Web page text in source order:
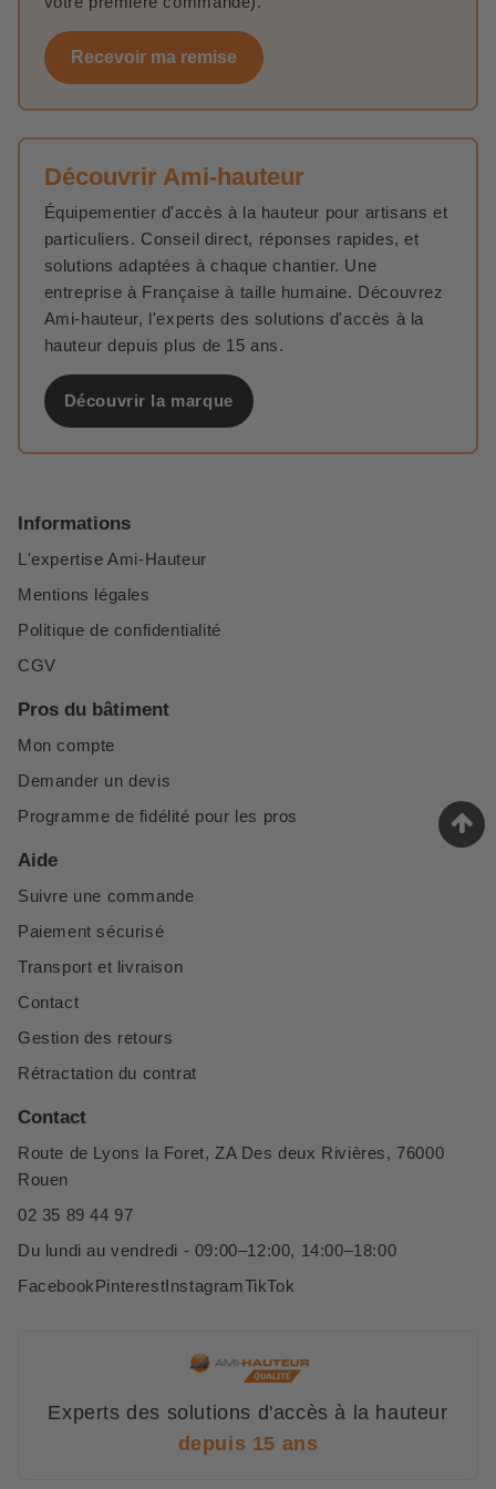
Recevoir ma remise
Découvrir Ami-hauteur
Équipementier d'accès à la hauteur pour artisans et
particuliers. Conseil direct, réponses rapides, et
solutions adaptées à chaque chantier. Une
entreprise à Française à taille humaine. Découvrez
Ami-hauteur, l'experts des solutions d'accès à la
hauteur depuis plus de 15 ans.
Découvrir la marque
Informations
L'expertise Ami-Hauteur
Mentions légales
Politique de confidentialité
CGV
Pros du bâtiment
Mon compte
Demander un devis
Programme de fidélité pour les pros
Aide
Suivre une commande
Paiement sécurisé
Transport et livraison
Contact
Gestion des retours
Rétractation du contrat
Contact
Route de Lyons la Foret, ZA Des deux Rivières, 76000
Rouen
02 35 89 44 97
Du lundi au vendredi - 09:00–12:00, 14:00–18:00
FacebookPinterestInstagramTikTok
Experts des solutions d'accès à la hauteur
depuis 15 ans